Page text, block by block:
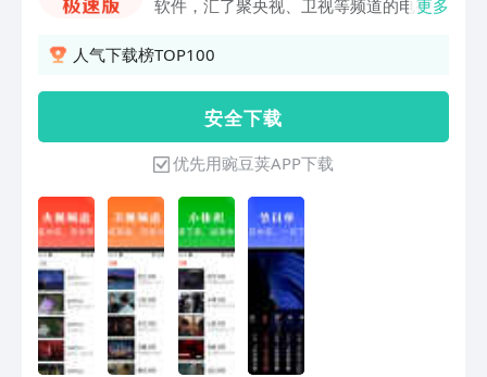
软件，汇了聚央视、卫视等频道的电视节
闻、综艺等热门节目的节目时间。爱看电
CCTV1-13、央视全套电视节目单内容，
各大热门卫视如卫视、湖南卫视、浙江卫
视、东方卫视、江苏卫视、安徽卫视、深
圳卫视、广东卫视等。【地方台应有尽
有】广东珠江、广东公共、湖南经视、湖
南、湖南都市、湖北经视、河北都市、东
南卫视、上海新闻综合、辽宁经济、山东
教育、深圳都市频道……电视节目单全都
有！【体育频道】CCTV5、广东体育、五
星体育、先锋乒羽、体育BTV冬奥纪实
等。体育赛事节目单同步更新，cba、女
更多
人气下载榜TOP100
安 全 下 载
优先用豌豆荚APP下载